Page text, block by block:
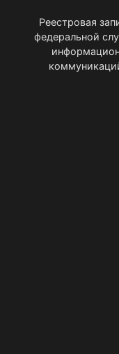
Реестровая
федеральной